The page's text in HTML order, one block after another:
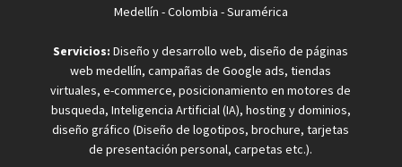
Medellín - Colombia - Suramérica
Servicios:Diseño y desarrollo web, diseño de páginas
web medellín, campañas de Google ads, tiendas
virtuales, e-commerce, posicionamiento en motores de
busqueda, Inteligencia Artificial (IA), hosting y dominios,
diseño gráfico (Diseño de logotipos, brochure, tarjetas
de presentación personal, carpetas etc.).